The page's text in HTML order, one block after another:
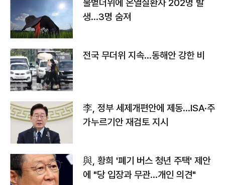
불볕더위에 온열질환자 202명 발
생…3명 숨져
전국 무더위 지속…동해안 강한 비
李, 정부 세제개편안에 제동…ISA·주
가누르기안 재검토 지시
與, 황희 '폐기 버스 청년 주택' 제안
에 "당 입장과 무관…개인 의견"